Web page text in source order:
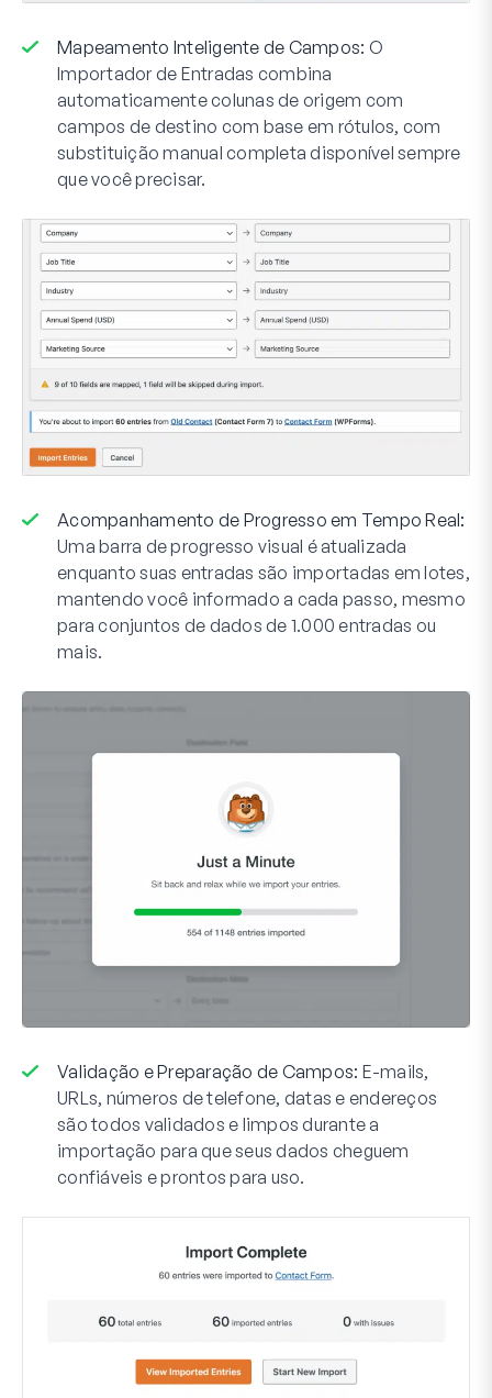
Mapeamento Inteligente de Campos: O
Importador de Entradas combina
automaticamente colunas de origem com
campos de destino com base em rótulos, com
substituição manual completa disponível sempre
que você precisar.
Acompanhamento de Progresso em Tempo Real:
Uma barra de progresso visual é atualizada
enquanto suas entradas são importadas em lotes,
mantendo você informado a cada passo, mesmo
para conjuntos de dados de 1.000 entradas ou
mais.
Validação e Preparação de Campos: E-mails,
URLs, números de telefone, datas e endereços
são todos validados e limpos durante a
importação para que seus dados cheguem
confiáveis e prontos para uso.